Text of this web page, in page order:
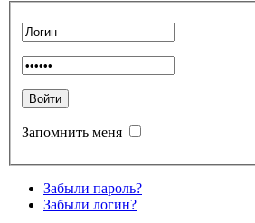
Запомнить меня
Забыли пароль?
Забыли логин?